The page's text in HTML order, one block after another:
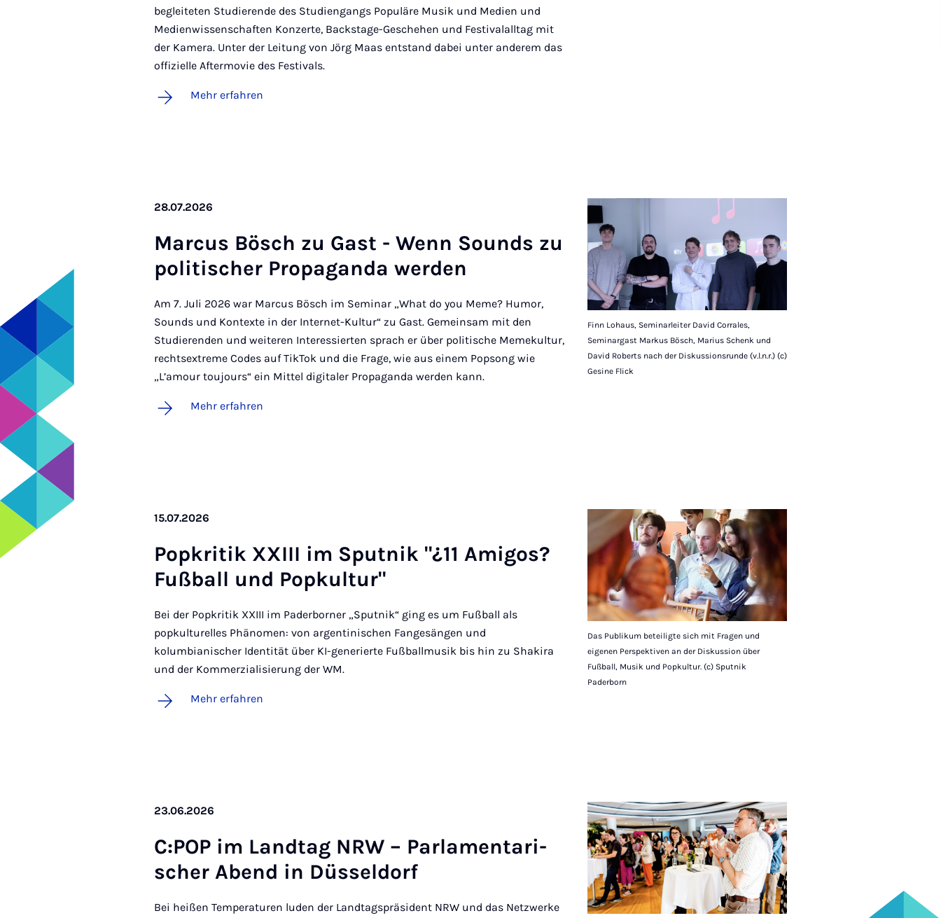
begleiteten Studierende des Studiengangs Populäre Musik und Medien und
Medienwissenschaften Konzerte, Backstage-Geschehen und Festivalalltag mit
der Kamera. Unter der Leitung von Jörg Maas entstand dabei unter anderem das
offizielle Aftermovie des Festivals.
Mehr erfahren
Finn Lohaus, Seminarleiter David Corrales,
Seminargast Markus Bösch, Marius Schenk und
David Roberts nach der Diskussionsrunde (v.l.n.r.) (c)
Gesine Flick
28.07.2026
Ma­r­cus Bösch zu Gast - Wenn So­unds zu
po­li­ti­scher Pro­pa­gan­da wer­den
Am 7. Juli 2026 war Marcus Bösch im Seminar „What do you Meme? Humor,
Sounds und Kontexte in der Internet-Kultur“ zu Gast. Gemeinsam mit den
Studierenden und weiteren Interessierten sprach er über politische Memekultur,
rechtsextreme Codes auf TikTok und die Frage, wie aus einem Popsong wie
„L’amour toujours“ ein Mittel digitaler Propaganda werden kann.
Mehr erfahren
Das Publikum beteiligte sich mit Fragen und
eigenen Perspektiven an der Diskussion über
Fußball, Musik und Popkultur. (c) Sputnik
Paderborn
15.07.2026
Pop­kri­tik XXIII im Sput­nik "¿11 Ami­gos?
Fuß­ball und Pop­kul­tur"
Bei der Popkritik XXIII im Paderborner „Sputnik“ ging es um Fußball als
popkulturelles Phänomen: von argentinischen Fangesängen und
kolumbianischer Identität über KI-generierte Fußballmusik bis hin zu Shakira
und der Kommerzialisierung der WM.
Mehr erfahren
23.06.2026
C:POP im Land­tag NRW – Pa­r­la­men­ta­ri­
scher Abend in Düs­sel­dorf
Bei heißen Temperaturen luden der Landtagspräsident NRW und das Netzwerke